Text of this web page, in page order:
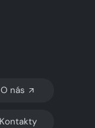
TMAVÝ REŽIM
O nás
Kontakty